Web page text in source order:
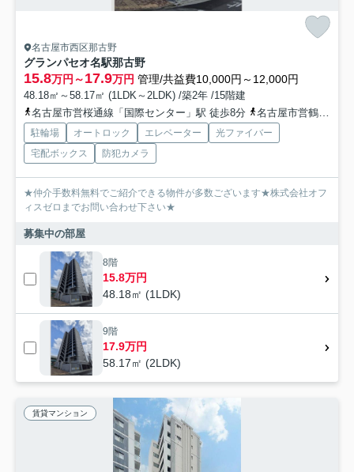
名古屋市西区那古野
グランパセオ名駅那古野
15.8万円～17.9万円 管理/共益費10,000円～12,000円
48.18㎡～58.17㎡ (1LDK～2LDK) /築2年 /15階建
名古屋市営桜通線「国際センター」駅 徒歩8分
名古屋市営鶴舞線「浅間町」駅 徒歩10分
駐輪場 オートロック エレベーター
光ファイバー
宅配ボックス
防犯カメラ
★仲介手数料無料でご紹介できる物件が多数ございます★株式会社オフ
ィスゼロまでお問い合わせ下さい★
募集中の部屋
8階
15.8万円
48.18㎡ (1LDK)
9階
17.9万円
58.17㎡ (2LDK)
賃貸マンション